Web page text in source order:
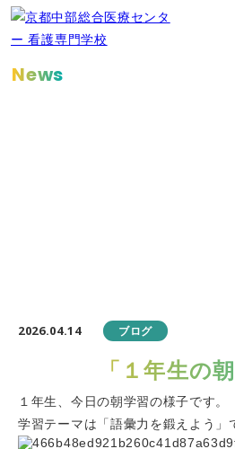
News
2026.04.14 ブログ
「１年生の
１年生、今日の朝学習の様子です。
学習テーマは「語彙力を鍛えよう」